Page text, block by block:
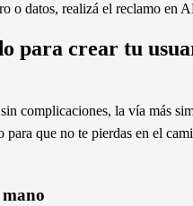
o datos, realizá el reclamo en
para crear tu
sin complicaciones, la vía más
para que no te pierdas en el